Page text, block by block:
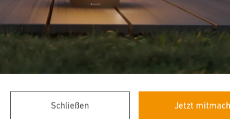
Schließen Jetzt
Max. 10 m